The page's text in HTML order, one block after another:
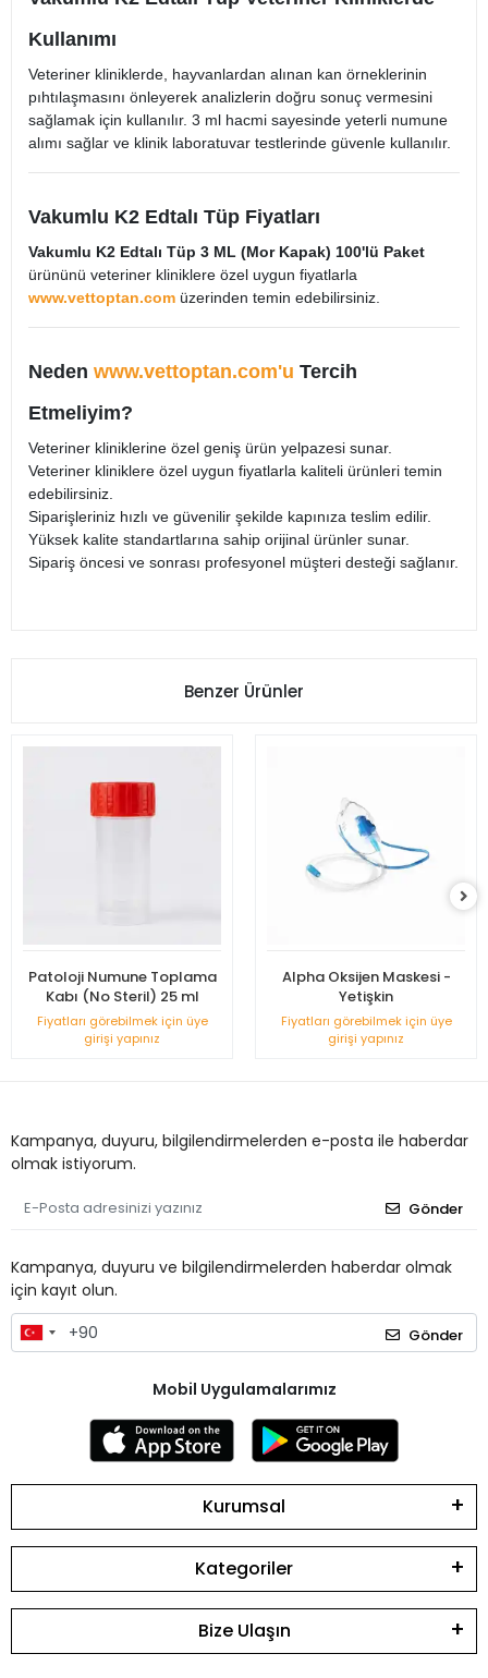
Kullanımı
Veteriner kliniklerde, hayvanlardan alınan kan örneklerinin
pıhtılaşmasını önleyerek analizlerin doğru sonuç vermesini
sağlamak için kullanılır. 3 ml hacmi sayesinde yeterli numune
alımı sağlar ve klinik laboratuvar testlerinde güvenle kullanılır.
Vakumlu K2 Edtalı Tüp Fiyatları
Vakumlu K2 Edtalı Tüp 3 ML (Mor Kapak) 100'lü Paket
ürününü veteriner kliniklere özel uygun fiyatlarla
www.vettoptan.com üzerinden temin edebilirsiniz.
Neden www.vettoptan.com'u Tercih
Etmeliyim?
Veteriner kliniklerine özel geniş ürün yelpazesi sunar.
Veteriner kliniklere özel uygun fiyatlarla kaliteli ürünleri temin
edebilirsiniz.
Siparişleriniz hızlı ve güvenilir şekilde kapınıza teslim edilir.
Yüksek kalite standartlarına sahip orijinal ürünler sunar.
Sipariş öncesi ve sonrası profesyonel müşteri desteği sağlanır.
Benzer Ürünler
Patoloji Numune Toplama
Kabı (No Steril) 25 ml
Fiyatları görebilmek için üye
girişi yapınız
Alpha Oksijen Maskesi -
Yetişkin
Fiyatları görebilmek için üye
girişi yapınız
Kampanya, duyuru, bilgilendirmelerden e-posta ile haberdar
olmak istiyorum.
Gönder
Kampanya, duyuru ve bilgilendirmelerden haberdar olmak
için kayıt olun.
Gönder
Mobil Uygulamalarımız
Kurumsal
Kategoriler
Bize Ulaşın